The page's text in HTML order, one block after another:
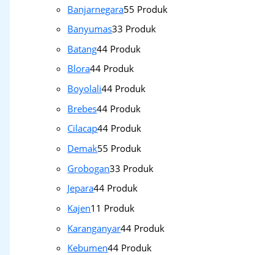
Banjarnegara55 Produk
Banyumas33 Produk
Batang44 Produk
Blora44 Produk
Boyolali44 Produk
Brebes44 Produk
Cilacap44 Produk
Demak55 Produk
Grobogan33 Produk
Jepara44 Produk
Kajen1 1 Produk
Karanganyar44 Produk
Kebumen44 Produk